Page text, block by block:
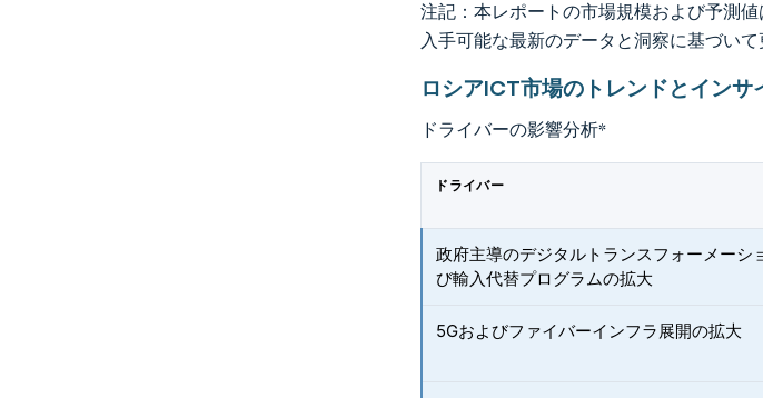
注記：本レポートの市場規模および予測
入手可能な最新のデータと洞察に基づいて
ロシアICT市場のトレンドとインサ
ドライバーの影響分析*
ドライバー
政府主導のデジタルトランスフォーメーシ
び輸入代替プログラムの拡大
5Gおよびファイバーインフラ展開の拡大